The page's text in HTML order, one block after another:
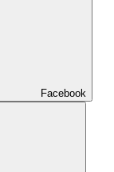
Facebook